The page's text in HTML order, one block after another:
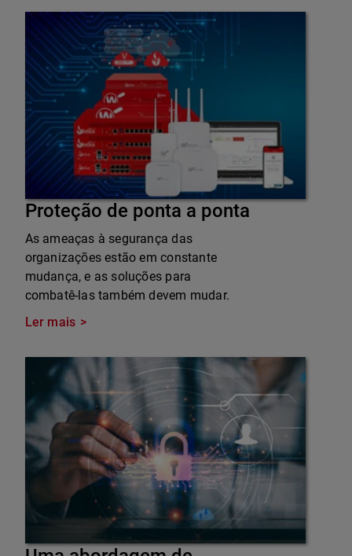
Proteção de ponta a ponta
As ameaças à segurança das
organizações estão em constante
mudança, e as soluções para
combatê-las também devem mudar.
Ler mais